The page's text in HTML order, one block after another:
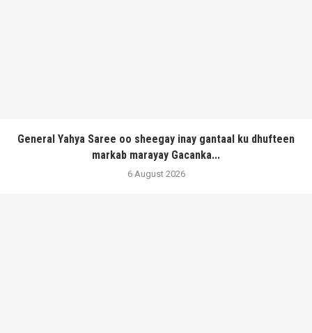
General Yahya Saree oo sheegay inay gantaal ku dhufteen
markab marayay Gacanka...
6 August 2026